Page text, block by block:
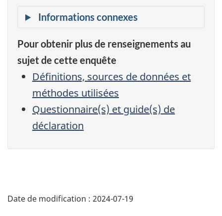
Pour obtenir plus de renseignements au
sujet de cette enquête
Définitions, sources de données et
méthodes utilisées
Questionnaire(s) et guide(s) de
déclaration
Date de modification : 2024-07-19